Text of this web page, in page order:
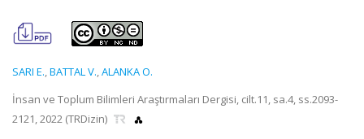
SARI E.,BATTAL V.,ALANKA O.
İnsan ve Toplum Bilimleri Araştırmaları Dergisi, cilt.11, sa.4, ss.2093-
2121, 2022 (TRDizin)